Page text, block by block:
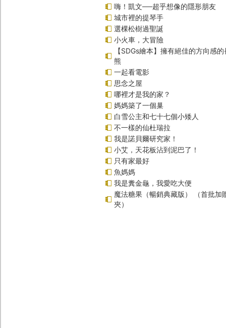
嗨！凱文──超乎想像的隱形朋友
城市裡的提琴手
選棵松樹過聖誕
小火車，大冒險
【SDGs繪本】擁有絕佳的方向感
熊
一起看電影
思念之屋
哪裡才是我的家？
媽媽築了一個巢
白雪公主和七十七個小矮人
不一樣的仙杜瑞拉
我是諾貝爾研究家！
小艾，天花板沾到泥巴了！
只有家最好
魚媽媽
我是糞金龜，我愛吃大便
魔法糖果（暢銷典藏版） （首批加
夾）